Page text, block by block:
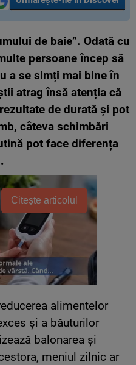
de baie”. Odată cu
persoane încep să
a se simți mai bine în
atrag însă atenția că
de durată și pot
câteva schimbări
pot face diferența
Citește articolul
alimentelor
și a băuturilor
balonarea și
meniul zilnic ar